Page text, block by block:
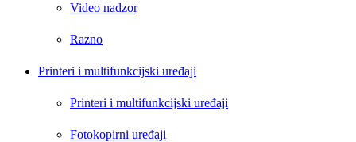
Video nadzor
Razno
Printeri i multifunkcijski uređaji
Printeri i multifunkcijski uređaji
Fotokopirni uređaji